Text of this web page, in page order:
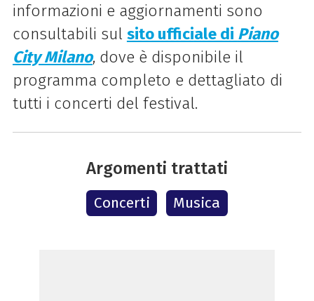
informazioni e aggiornamenti sono
consultabili sul sito ufficiale di Piano
City Milano, dove è disponibile il
programma completo e dettagliato di
tutti i concerti del festival.
Argomenti trattati
Concerti Musica